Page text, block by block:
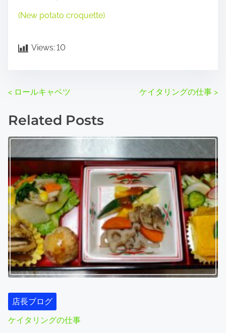
(New potato croquette)
Views: 10
P
o
s
t
s
n
a
v
i
g
a
t
< ロールキャベツ ケイタリングの仕事 >
Related Posts
店長ブログ
ケイタリングの仕事